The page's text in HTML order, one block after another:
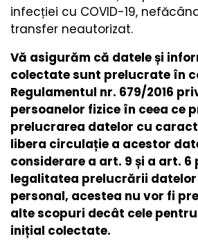
infecției cu COVID-19,
transfer neautorizat.
Vă asigurăm că datele și
colectate sunt prelucrate în
Regulamentul nr. 679/2016
persoanelor fizice în ceea ce
prelucrarea datelor cu
libera circulație a acestor
considerare a art. 9 și a art.
legalitatea prelucrării
personal, acestea nu vor fi
alte scopuri decât cele
inițial colectate.